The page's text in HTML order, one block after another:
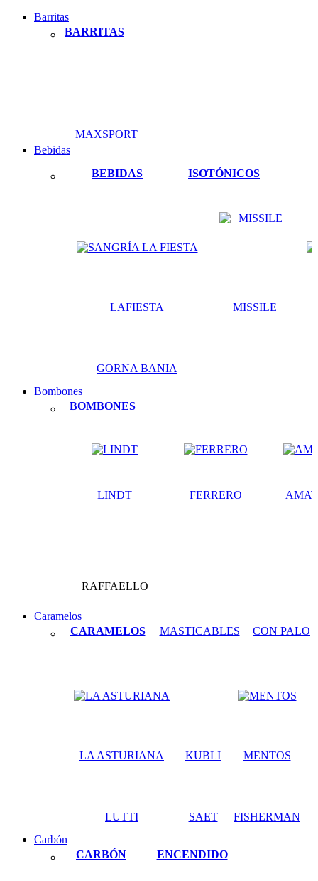
Barritas
BARRITAS
MAXSPORT
Bebidas
BEBIDAS
ISOTÓNICOS
LAFIESTA MISSILE
GORNA BANIA
Bombones
BOMBONES
LINDT FERRERO
RAFFAELLO
Caramelos
CARAMELOS
MASTICABLES CON PALO
LA ASTURIANA KUBLI MENTOS
LUTTI SAET FISHERMAN
Carbón
CARBÓN
ENCENDIDO